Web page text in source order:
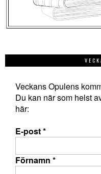
Veckans Opulens
Du kan när som helst
här:
E-post*
Förnamn *